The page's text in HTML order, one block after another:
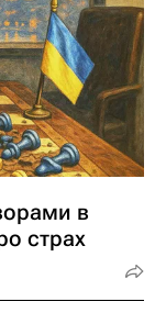
в
страх